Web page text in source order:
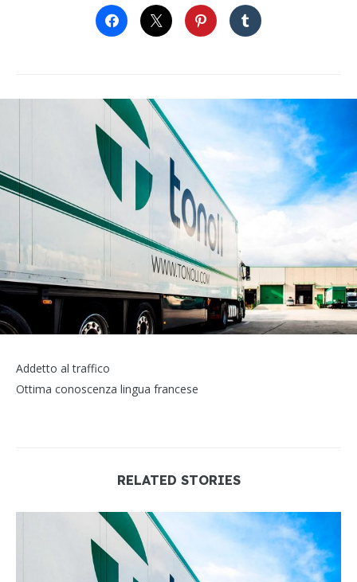
Addetto al traffico
Ottima conoscenza lingua francese
RELATED STORIES